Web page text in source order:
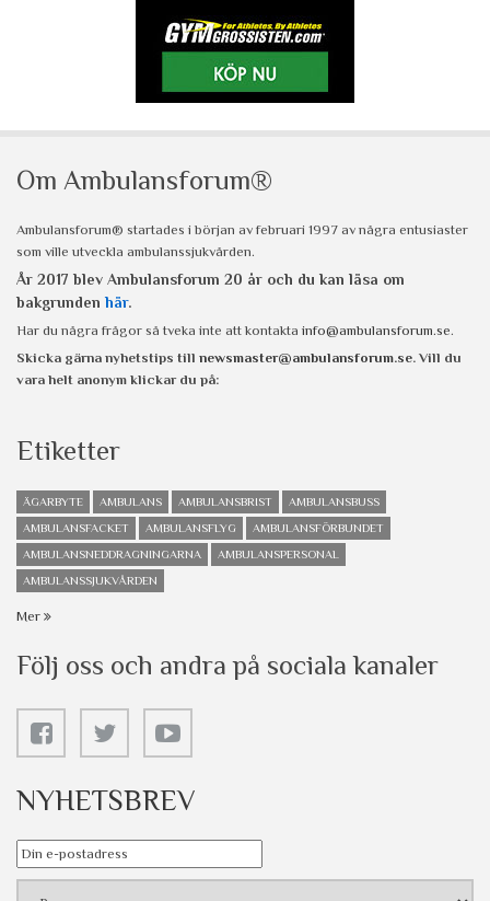
Om Ambulansforum®
Ambulansforum® startades i början av februari 1997 av några entusiaster
som ville utveckla ambulanssjukvården.
År 2017 blev Ambulansforum 20 år och du kan läsa om
bakgrunden här.
Har du några frågor så tveka inte att kontakta info@ambulansforum.se.
Skicka gärna nyhetstips till newsmaster@ambulansforum.se. Vill du
vara helt anonym klickar du på:
Etiketter
ÄGARBYTE AMBULANS AMBULANSBRIST
AMBULANSBUSS
AMBULANSFACKET
AMBULANSFLYG
AMBULANSFÖRBUNDET
AMBULANSNEDDRAGNINGARNA
AMBULANSPERSONAL
AMBULANSSJUKVÅRDEN
Mer
Följ oss och andra på sociala kanaler
NYHETSBREV